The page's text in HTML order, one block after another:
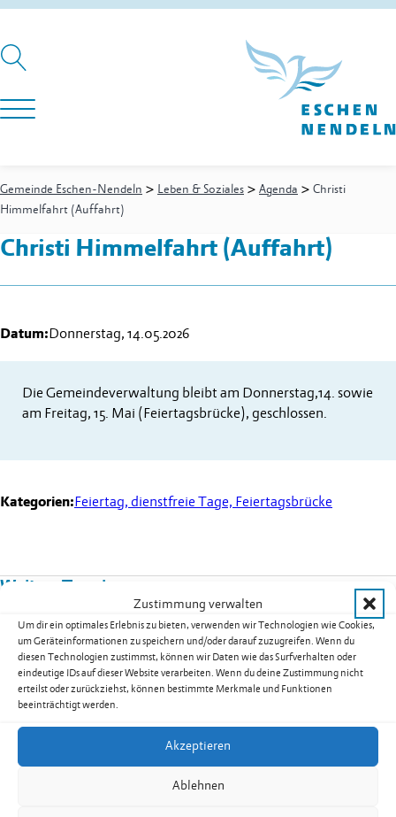
Zustimmung verwalten
Um dir ein optimales Erlebnis zu bieten, verwenden wir Technologien wie Cookies,
um Geräteinformationen zu speichern und/oder darauf zuzugreifen. Wenn du
diesen Technologien zustimmst, können wir Daten wie das Surfverhalten oder
eindeutige IDs auf dieser Website verarbeiten. Wenn du deine Zustimmung nicht
erteilst oder zurückziehst, können bestimmte Merkmale und Funktionen
beeinträchtigt werden.
Akzeptieren
Ablehnen
Gemeinde Eschen-Nendeln > Leben & Soziales > Agenda > Christi
Himmelfahrt (Auffahrt)
Christi Himmelfahrt (Auffahrt)
Datum:Donnerstag, 14.05.2026
Die Gemeindeverwaltung bleibt am Donnerstag,14. sowie
am Freitag, 15. Mai (Feiertagsbrücke), geschlossen.
Kategorien:Feiertag, dienstfreie Tage, Feiertagsbrücke
Weitere Termine
Kurs 08B02: Yoga für Männer in
Nendeln
Datum:17.08.2026
Uhrzeit:19.30-20.30